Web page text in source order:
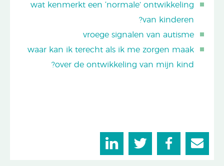
wat kenmerkt een ‘normale’ ontwikkeling
van kinderen?
vroege signalen van autisme
waar kan ik terecht als ik me zorgen maak
over de ontwikkeling van mijn kind?